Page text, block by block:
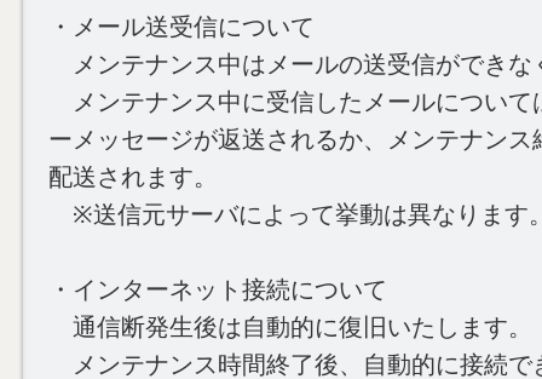
・メール送受信について
メンテナンス中はメールの送受信ができな
メンテナンス中に受信したメールについて
ーメッセージが返送されるか、メンテナンス
配送されます。
※送信元サーバによって挙動は異なります
・インターネット接続について
通信断発生後は自動的に復旧いたします。
メンテナンス時間終了後、自動的に接続で